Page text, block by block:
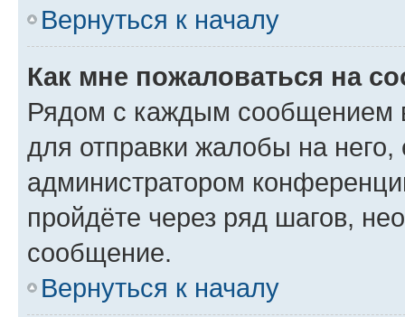
Вернуться к началу
Как мне пожаловаться на
Рядом с каждым сообщением
для отправки жалобы на
администратором
пройдёте через ряд шагов,
сообщение.
Вернуться к началу